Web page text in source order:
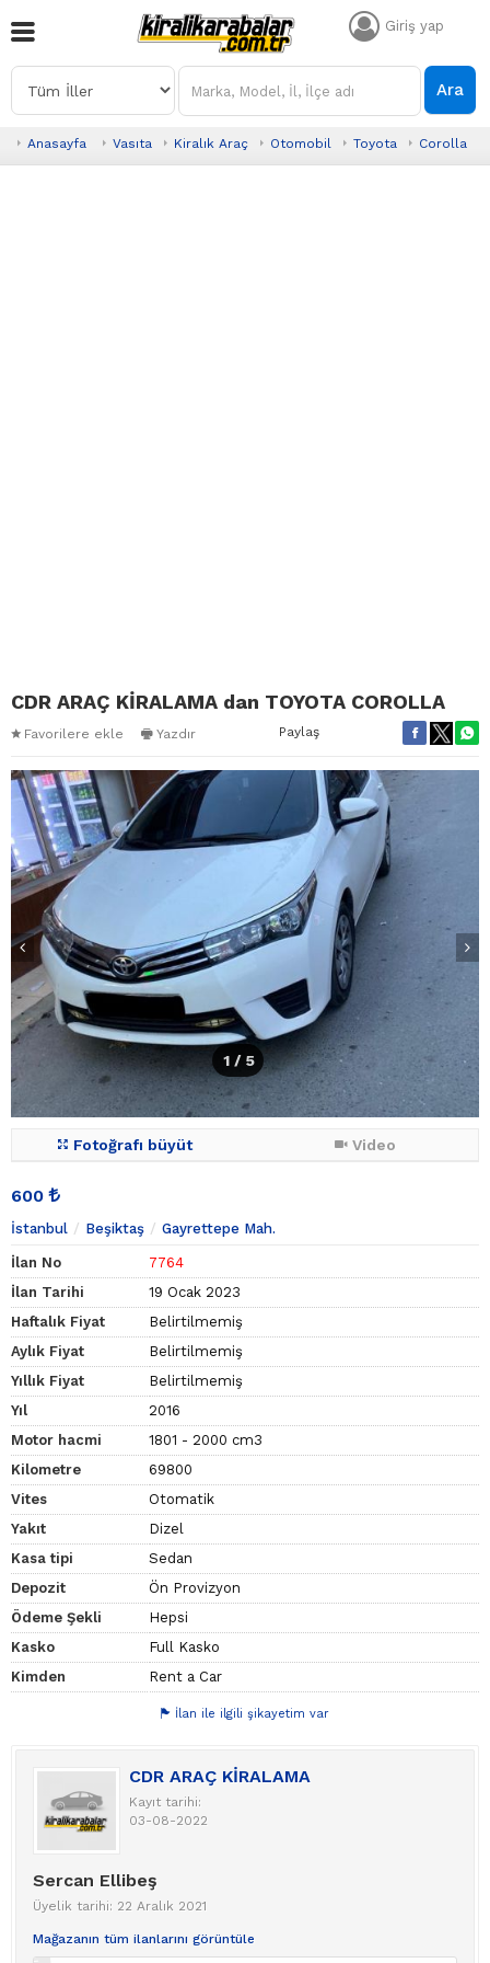
Giriş yap
Ara
Anasayfa Vasıta Kiralık Araç Otomobil Toyota Corolla
CDR ARAÇ KİRALAMA dan TOYOTA COROLLA
Favorilere ekle Yazdır Paylaş
1 / 5
Fotoğrafı büyüt Video
600
İstanbul Beşiktaş Gayrettepe Mah.
İlan No
7764
İlan Tarihi
19 Ocak 2023
Haftalık Fiyat
Belirtilmemiş
Aylık Fiyat
Belirtilmemiş
Yıllık Fiyat
Belirtilmemiş
Yıl
2016
Motor hacmi
1801 - 2000 cm3
Kilometre
69800
Vites
Otomatik
Yakıt
Dizel
Kasa tipi
Sedan
Depozit
Ön Provizyon
Ödeme Şekli
Hepsi
Kasko
Full Kasko
Kimden
Rent a Car
İlan ile ilgili şikayetim var
CDR ARAÇ KİRALAMA
Kayıt tarihi:
03-08-2022
Sercan Ellibeş
Üyelik tarihi: 22 Aralık 2021
Mağazanın tüm ilanlarını görüntüle